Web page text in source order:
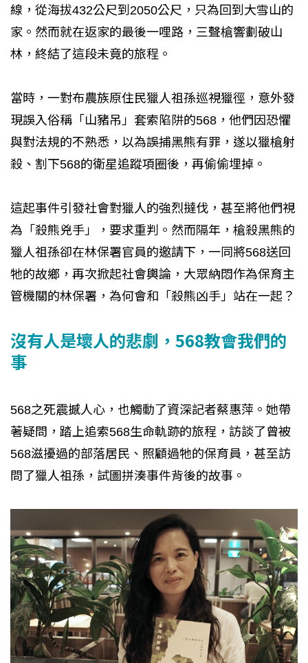
線，從海拔432公尺到2050公尺，只為回到大雪山的
家。然而就在返家的最後一哩路，三聲槍響劃破山
林，終結了這段未竟的旅程。
當時，一對布農族原住民獵人祖孫巡視獵徑，意外發
現誤入俗稱「山豬吊」套索陷阱的568，他們因恐懼
與對法規的不熟悉，以為誤捕黑熊有罪，遂以獵槍射
殺、割下568的衛星追蹤項圈後，再偷偷埋掉。
這起事件引發社會對獵人的強烈撻伐，甚至將他們視
為「殺熊兇手」，要求重判。然而隔年，槍殺黑熊的
獵人祖孫卻在林保署官員的邀請下，一同將568送回
牠的故鄉，再次掀起社會輿論，大眾納悶作為保育主
管機關的林保署，為何會和「殺熊凶手」站在一起？
沒有人是壞人的悲劇，568教會我們的
事
568之死震撼人心，也觸動了資深記者蔡惠萍。她帶
著疑問，踏上追索568生命軌跡的旅程，訪談了曾被
568滋擾過的部落居民、照顧過牠的保育員，甚至訪
問了獵人祖孫，試圖拼湊事件背後的故事。